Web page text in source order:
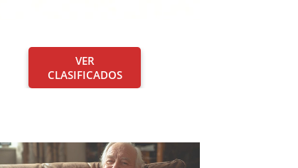
VER
CLASIFICADOS